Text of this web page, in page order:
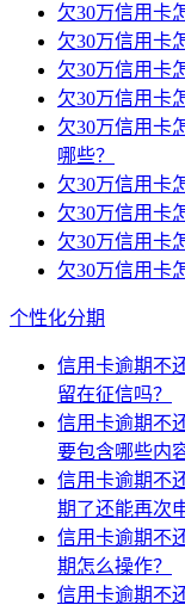
欠30万信用卡
欠30万信用卡
欠30万信用卡
欠30万信用卡
欠30万信用卡
哪些？
欠30万信用卡
欠30万信用卡
欠30万信用卡
欠30万信用卡
个性化分期
信用卡逾期不
留在征信吗？
信用卡逾期不
要包含哪些内
信用卡逾期不
期了还能再次
信用卡逾期不
期怎么操作？
信用卡逾期不